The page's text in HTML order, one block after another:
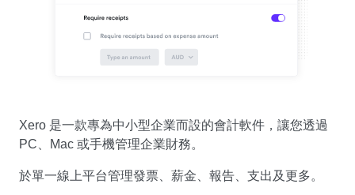
Xero 是一款專為中小型企業而設的會計軟件，讓您透過
PC、Mac 或手機管理企業財務。
於單一線上平台管理發票、薪金、報告、支出及更多。